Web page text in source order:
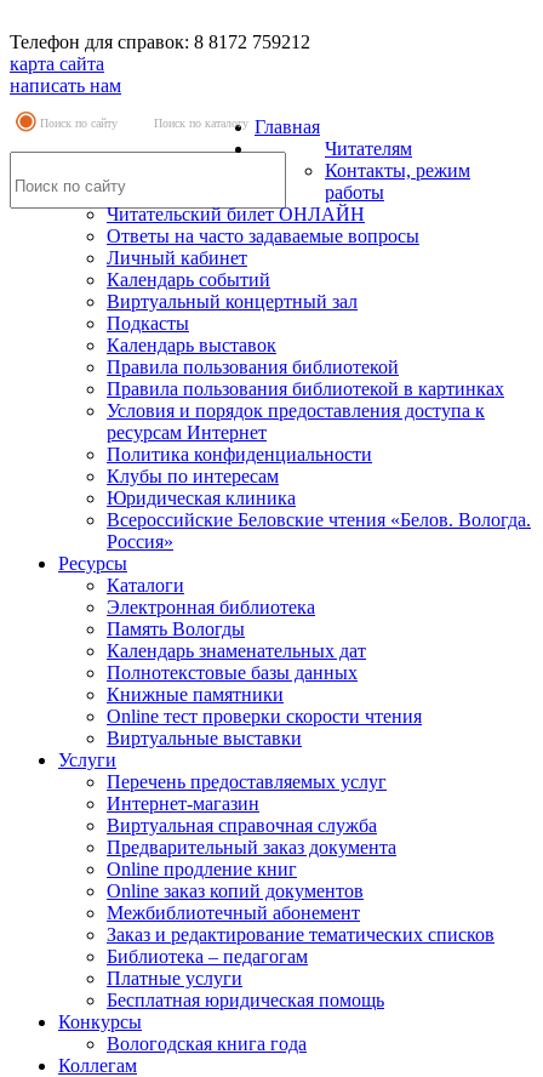
Телефон для справок: 8 8172 759212
карта сайта
написать нам
Поиск по сайту Поиск по каталогу Главная
Читателям
Контакты, режим
работы
Читательский билет ОНЛАЙН
Ответы на часто задаваемые вопросы
Личный кабинет
Календарь событий
Виртуальный концертный зал
Подкасты
Календарь выставок
Правила пользования библиотекой
Правила пользования библиотекой в картинках
Условия и порядок предоставления доступа к
ресурсам Интернет
Политика конфиденциальности
Клубы по интересам
Юридическая клиника
Всероссийские Беловские чтения «Белов. Вологда.
Россия»
Ресурсы
Каталоги
Электронная библиотека
Память Вологды
Календарь знаменательных дат
Полнотекстовые базы данных
Книжные памятники
Online тест проверки скорости чтения
Виртуальные выставки
Услуги
Перечень предоставляемых услуг
Интернет-магазин
Виртуальная справочная служба
Предварительный заказ документа
Online продление книг
Online заказ копий документов
Межбиблиотечный абонемент
Заказ и редактирование тематических списков
Библиотека – педагогам
Платные услуги
Бесплатная юридическая помощь
Конкурсы
Вологодская книга года
Коллегам